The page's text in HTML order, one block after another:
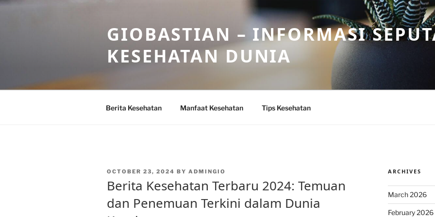
Skip
GIOBASTIAN – INFORMASI
KESEHATAN DUNIA
Berita Kesehatan Manfaat Kesehatan Tips Kesehatan
POSTED
OCTOBER 23, 2024 BY ADMINGIO
Berita Kesehatan Terbaru 2024: Temuan
dan Penemuan Terkini dalam Dunia
ARCHIVES
March 2026
February 2026